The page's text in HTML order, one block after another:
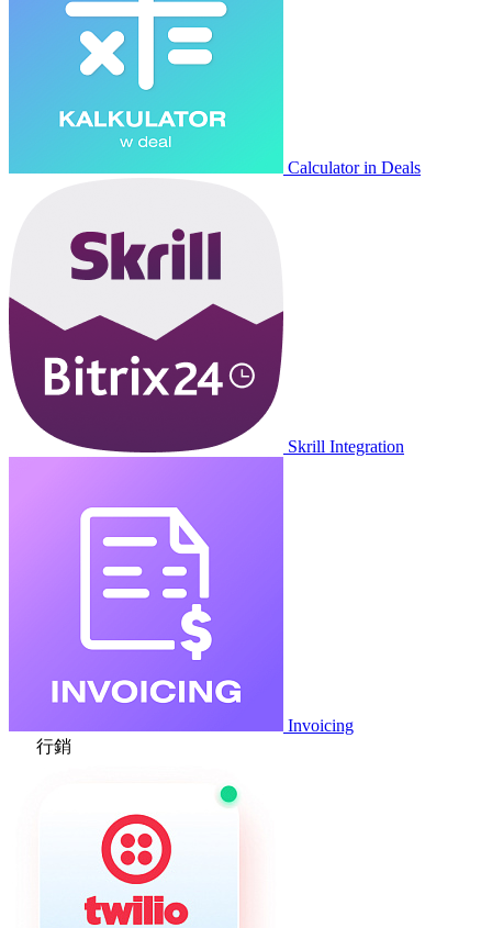
Calculator in Deals
Skrill Integration
Invoicing
行銷